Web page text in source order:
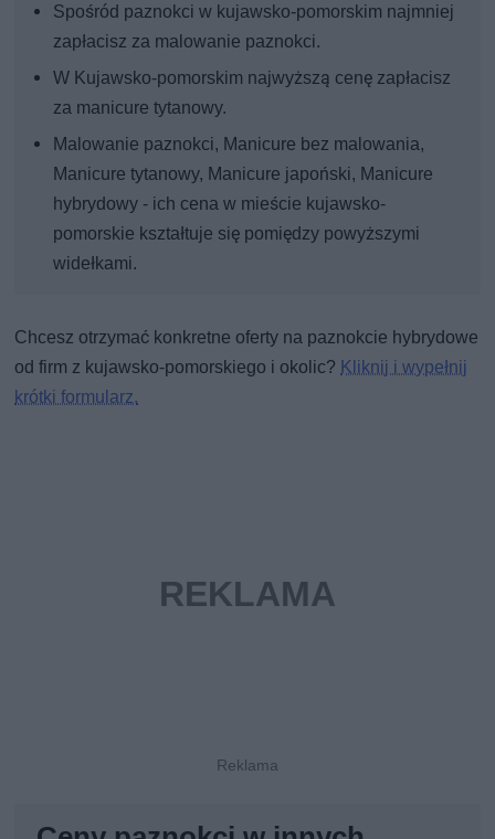
Spośród paznokci w kujawsko-pomorskim najmniej
zapłacisz za malowanie paznokci.
W Kujawsko-pomorskim najwyższą cenę zapłacisz
za manicure tytanowy.
Malowanie paznokci, Manicure bez malowania,
Manicure tytanowy, Manicure japoński, Manicure
hybrydowy - ich cena w mieście kujawsko-
pomorskie kształtuje się pomiędzy powyższymi
widełkami.
Chcesz otrzymać konkretne oferty na paznokcie hybrydowe
od firm z kujawsko-pomorskiego i okolic? Kliknij i wypełnij
krótki formularz.